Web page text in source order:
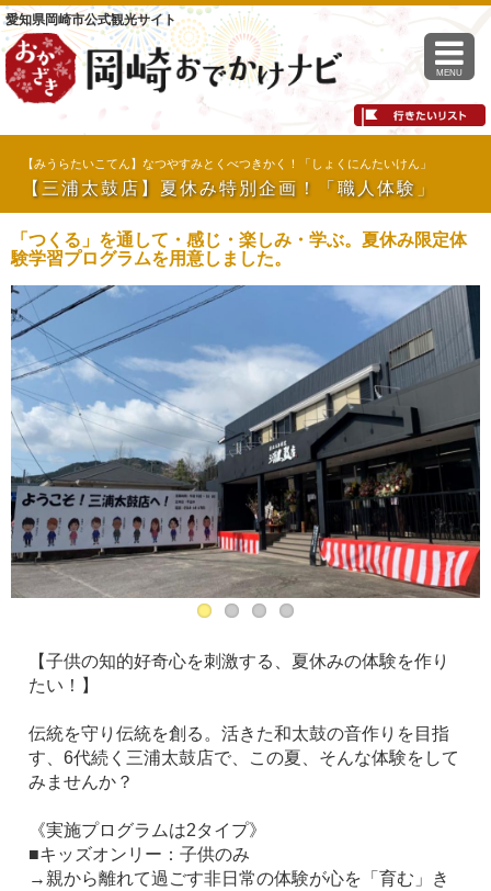
愛知県岡崎市公式観光サイト
MENU
【みうらたいこてん】なつやすみとくべつきかく！「しょくにんたいけん」
【三浦太鼓店】夏休み特別企画！「職人体験」
「つくる」を通して・感じ・楽しみ・学ぶ。夏休み限定体
験学習プログラムを用意しました。
【子供の知的好奇心を刺激する、夏休みの体験を作り
たい！】
伝統を守り伝統を創る。活きた和太鼓の音作りを目指
す、6代続く三浦太鼓店で、この夏、そんな体験をして
みませんか？
《実施プログラムは2タイプ》
■キッズオンリー：子供のみ
→親から離れて過ごす非日常の体験が心を「育む」き